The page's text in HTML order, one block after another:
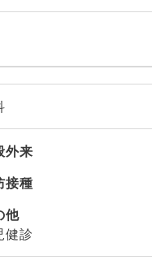
外来
接種
他
健診